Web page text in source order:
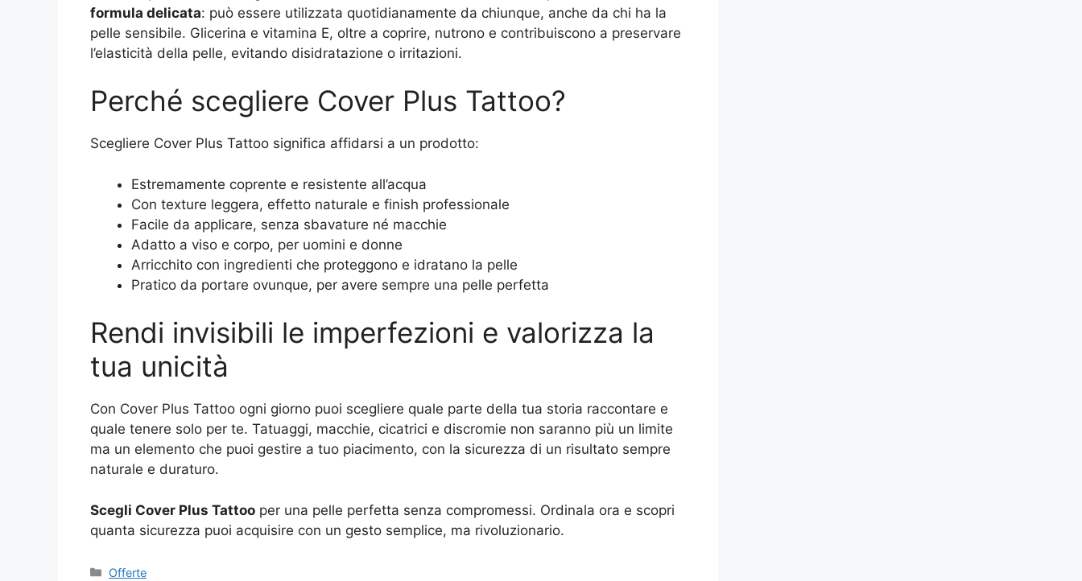
formula delicata: può essere utilizzata quotidianamente da chiunque, anche da chi ha la
pelle sensibile. Glicerina e vitamina E, oltre a coprire, nutrono e contribuiscono a preservare
l’elasticità della pelle, evitando disidratazione o irritazioni.
Perché scegliere Cover Plus Tattoo?
Scegliere Cover Plus Tattoo significa affidarsi a un prodotto:
Estremamente coprente e resistente all’acqua
Con texture leggera, effetto naturale e finish professionale
Facile da applicare, senza sbavature né macchie
Adatto a viso e corpo, per uomini e donne
Arricchito con ingredienti che proteggono e idratano la pelle
Pratico da portare ovunque, per avere sempre una pelle perfetta
Rendi invisibili le imperfezioni e valorizza la
tua unicità
Con Cover Plus Tattoo ogni giorno puoi scegliere quale parte della tua storia raccontare e
quale tenere solo per te. Tatuaggi, macchie, cicatrici e discromie non saranno più un limite
ma un elemento che puoi gestire a tuo piacimento, con la sicurezza di un risultato sempre
naturale e duraturo.
Scegli Cover Plus Tattoo per una pelle perfetta senza compromessi. Ordinala ora e scopri
quanta sicurezza puoi acquisire con un gesto semplice, ma rivoluzionario.
Categorie
Offerte